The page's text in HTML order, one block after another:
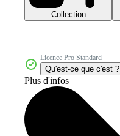
Collection
Licence Pro Standard
Qu'est-ce que c'est ?
Plus d'infos